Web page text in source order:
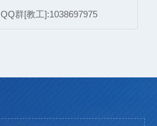
QQ群[教工]:1038697975